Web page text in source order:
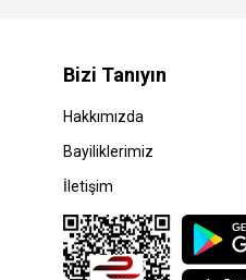
Bizi Tanıyın
Hakkımızda
Bayiliklerimiz
İletişim